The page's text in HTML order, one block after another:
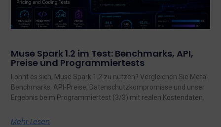
Muse Spark 1.2 im Test: Benchmarks, API,
Preise und Programmiertests
Lohnt es sich, Muse Spark 1.2 zu nutzen? Vergleichen Sie Meta-
Benchmarks, API-Preise, Datenschutzkompromisse und unser
Ergebnis beim Programmiertest (3/3) mit realen Kostendaten.
Mehr Lesen